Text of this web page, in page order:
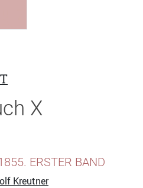
X
ERSTER BAND
Kreutner